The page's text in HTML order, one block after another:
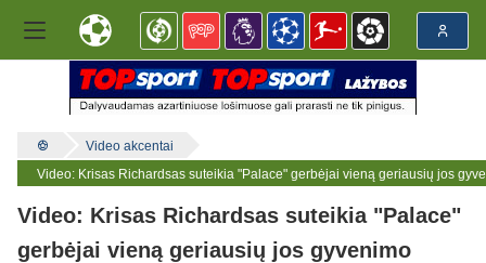
Video akcentai
Video: Krisas Richardsas suteikia "Palace" gerbėjai vieną geriausių jos
Video: Krisas Richardsas suteikia "Palace"
gerbėjai vieną geriausių jos gyvenimo